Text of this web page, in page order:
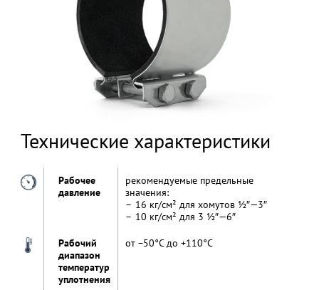
Технические характеристики
Рабочее
давление
рекомендуемые предельные
значения:
16 кг/см² для хомутов ½″—3″
10 кг/см² для 3 ½″—6″
Рабочий
диапазон
температур
уплотнения
от −50°С до +110°С